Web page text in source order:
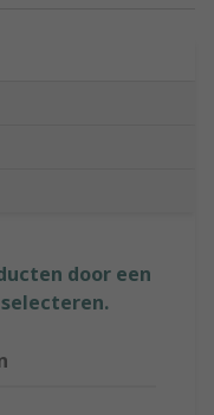
door een